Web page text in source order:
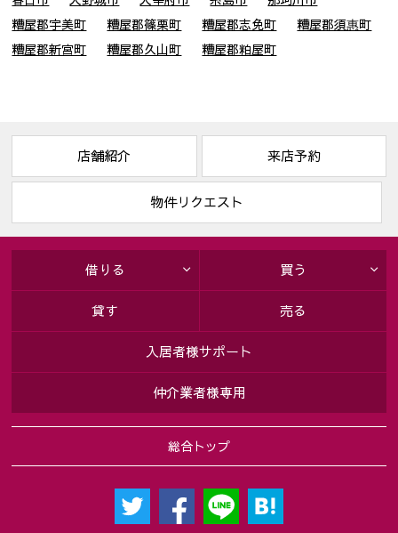
〔共同して利用するお客様情報〕
・お客様基本情報（氏名、住所、電話番号、メールアドレス等）
・新しく居住される物件に関する情報（所在地、賃料、設備等）
〔共同利用する者の利用目的〕
・賃貸借契約に付随する保証契約及び保証委託契約並びにそれ
に関連する業務
・リフォーム等のご案内
〔上記お客様情報の管理責任者〕
・株式会社別大興産
なかった場合に本人に生じる結果
取引の相手方との契約書等で個人情報を利用（1項(1)～(9)）させ
て頂きますが、個人情報を頂けない場合、契約をお断りするこ
６．個人情報に関するお客様の権利
お客様は当社に対し、当社が保有するお客様の個人情報の開示
請求をすることができます。また、万が一当社の保有するお客
様の個人情報に関し誤りがあった場合には、お客様の求めによ
り訂正等をすることができます。この手続き等詳細に関して
は、下記お問い合わせ窓口にお尋ね下さい。
糟屋郡宇美町
糟屋郡篠栗町 糟屋郡志免町
糟屋郡須惠町
糟屋郡新宮町
糟屋郡久山町 糟屋郡粕屋町
店舗紹介 来店予約
物件リクエスト
総合トップ
借りる 買う
貸す 売る
入居者様サポート
仲介業者様専用